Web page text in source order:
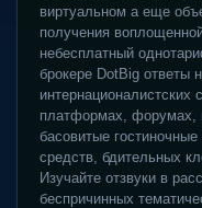
виртуальном а еще
получения
небесплатный
брокере DotBig ответы
интернационалистских
платформах, форумах,
басовитые
средств, бдительных
Изучайте отзвуки в
беспричинных